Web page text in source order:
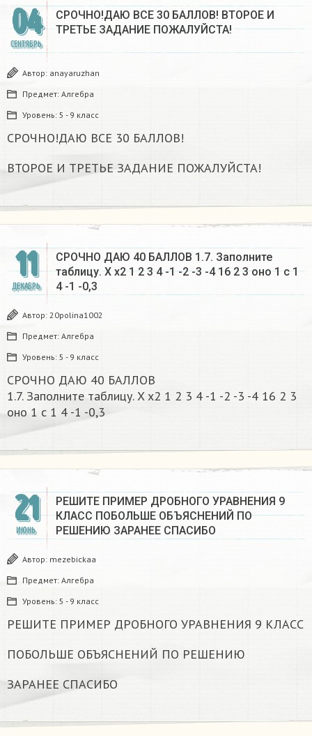
04
СЕНТЯБРЬ
СРОЧНО!ДАЮ ВСЕ 30 БАЛЛОВ! ВТОРОЕ И
ТРЕТЬЕ ЗАДАНИЕ ПОЖАЛУЙСТА!
Автор: anayaruzhan
Предмет: Алгебра
Уровень: 5 - 9 класс
СРОЧНО!ДАЮ ВСЕ 30 БАЛЛОВ!
ВТОРОЕ И ТРЕТЬЕ ЗАДАНИЕ ПОЖАЛУЙСТА!
11
ДЕКАБРЬ
СРОЧНО ДАЮ 40 БАЛЛОВ 1.7. Заполните
таблицу. X х2 1 2 3 4 -1 -2 -3 -4 16 2 3 оно 1 с 1
4 -1 -0,3​
Автор: 20polina1002
Предмет: Алгебра
Уровень: 5 - 9 класс
СРОЧНО ДАЮ 40 БАЛЛОВ
1.7. Заполните таблицу. X х2 1 2 3 4 -1 -2 -3 -4 16 2 3
оно 1 с 1 4 -1 -0,3​
21
ИЮНЬ
РЕШИТЕ ПРИМЕР ДРОБНОГО УРАВНЕНИЯ 9
КЛАСС ПОБОЛЬШЕ ОБЪЯСНЕНИЙ ПО
РЕШЕНИЮ ЗАРАНЕЕ СПАСИБО
Автор: mezebickaa
Предмет: Алгебра
Уровень: 5 - 9 класс
РЕШИТЕ ПРИМЕР ДРОБНОГО УРАВНЕНИЯ 9 КЛАСС
ПОБОЛЬШЕ ОБЪЯСНЕНИЙ ПО РЕШЕНИЮ
ЗАРАНЕЕ СПАСИБО